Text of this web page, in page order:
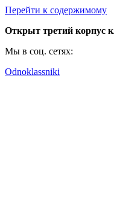
Перейти к содержимому
Открыт третий корпус
Мы в соц. сетях:
Odnoklassniki